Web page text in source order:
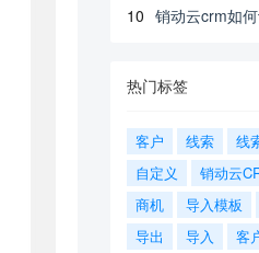
10 销动云crm如
热门标签
客户 线索 线
自定义
销动云
商机
导入模板
导出
导入 客